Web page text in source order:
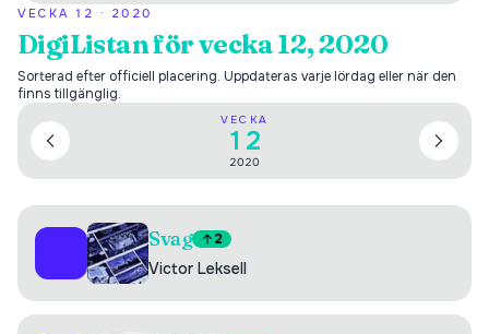
VECKA 12 · 2020
DigiListan för vecka 12, 2020
Sorterad efter officiell placering. Uppdateras varje lördag eller när den
finns tillgänglig.
VECKA
12
2020
Svag 2
Victor Leksell